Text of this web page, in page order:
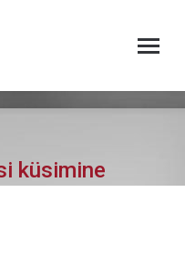
küsimine